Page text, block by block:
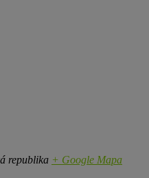
republika + Google Mapa